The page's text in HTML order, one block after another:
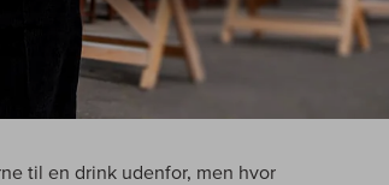
til en drink udenfor, men hvor